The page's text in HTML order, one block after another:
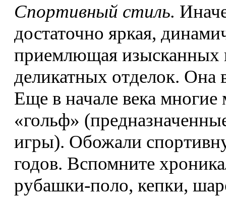
Спортивный стиль.
достаточно яркая,
приемлющая изысканных
деликатных отделок. Она
Еще в начале века
«гольф»
игры). Обожали
годов. Вспомните
рубашки-поло, кепки,